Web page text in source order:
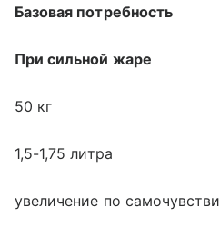
Базовая потребность
При сильной жаре
50 кг
1,5-1,75 литра
увеличение по самочувстви